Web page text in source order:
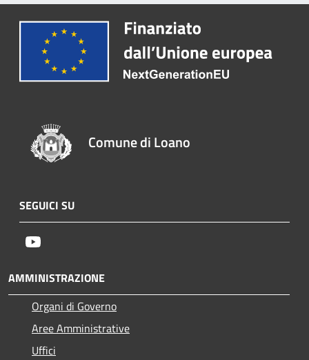
Comune di Loano
SEGUICI SU
AMMINISTRAZIONE
Organi di Governo
Aree Amministrative
Uffici